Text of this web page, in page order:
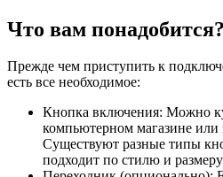
Что вам понадобится?
Прежде чем приступить к
есть все необходимое:
Кнопка включения: Можно
компьютерном магазине или
Существуют разные типы
подходит по стилю и